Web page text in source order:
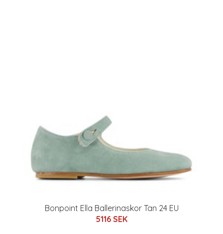
Bonpoint Ella Ballerinaskor Tan 24 EU
5116 SEK